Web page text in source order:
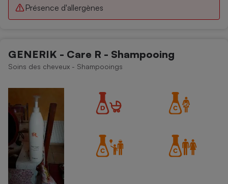
Présence d'allergènes
GENERIK - Care R - Shampooing
Soins des cheveux - Shampooings